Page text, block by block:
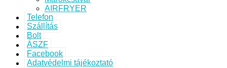
AIRFRYER
Telefon
Szállítás
Bolt
ÁSZF
Facebook
Adatvédelmi tájékoztató